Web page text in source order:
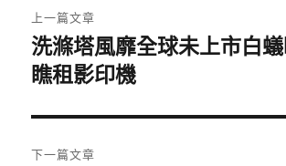
章
導
覽
上一篇文章
上
一
文
章:
洗滌塔風靡全球未上市白
瞧租影印機
下一篇文章